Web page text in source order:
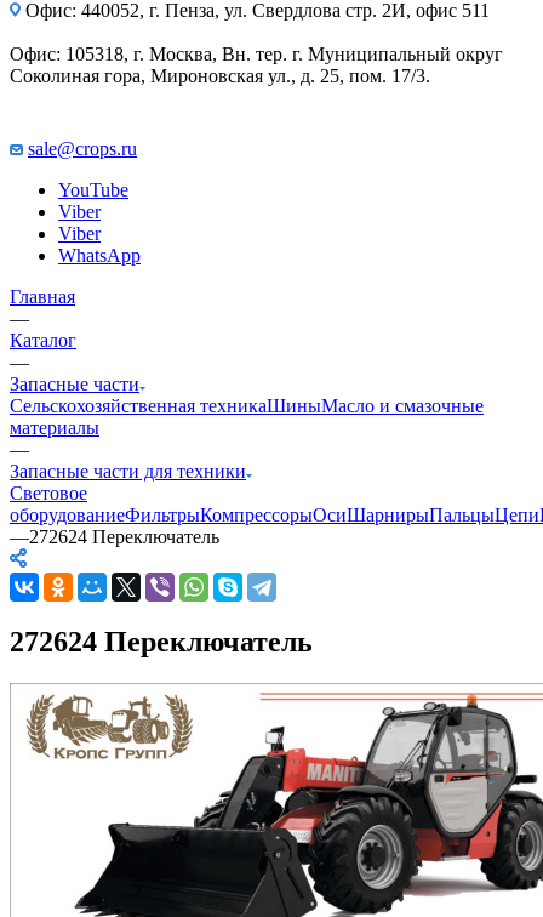
Офис: 440052, г. Пенза, ул. Свердлова стр. 2И, офис 511
Офис: 105318, г. Москва, Вн. тер. г. Муниципальный округ
Соколиная гора, Мироновская ул., д. 25, пом. 17/3.
sale@crops.ru
YouTube
Viber
Viber
WhatsApp
Главная
—
Каталог
—
Запасные части
Сельскохозяйственная техникаШиныМасло и смазочные
материалы
—
Запасные части для техники
Световое
оборудованиеФильтрыКомпрессорыОсиШарнирыПальцыЦепи
—272624 Переключатель
272624 Переключатель